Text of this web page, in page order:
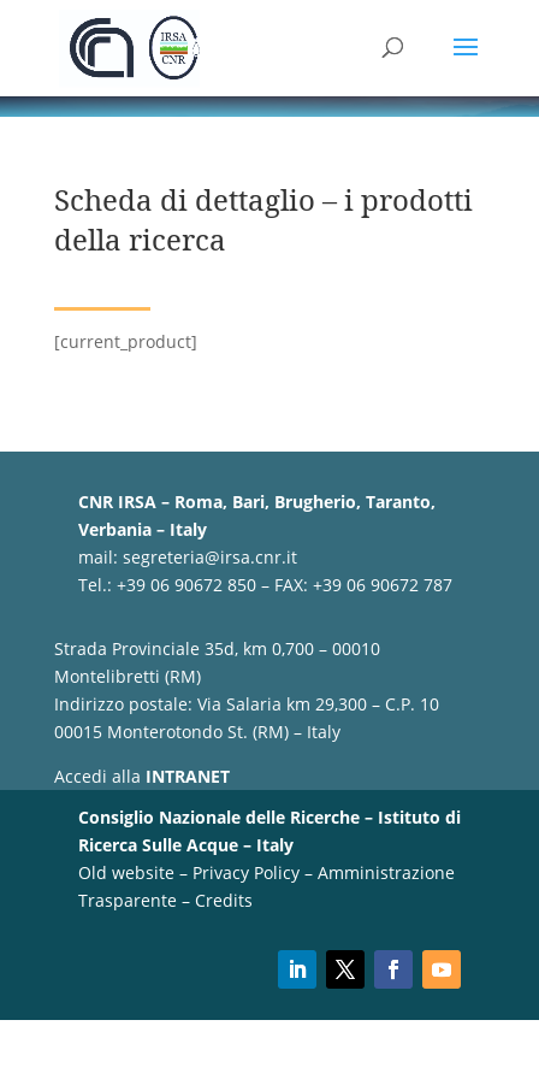
Scheda di dettaglio – i prodotti
della ricerca
[current_product]
CNR IRSA – Roma, Bari, Brugherio, Taranto,
Verbania – Italy
mail: segreteria@irsa.cnr.it
Tel.: +39 06 90672 850 – FAX: +39 06 90672 787
Strada Provinciale 35d, km 0,700 – 00010
Montelibretti (RM)
Indirizzo postale: Via Salaria km 29,300 – C.P. 10
00015 Monterotondo St. (RM) – Italy
Accedi alla INTRANET
Consiglio Nazionale delle Ricerche – Istituto di
Ricerca Sulle Acque – Italy
Old website– Privacy Policy– Amministrazione
Trasparente– Credits